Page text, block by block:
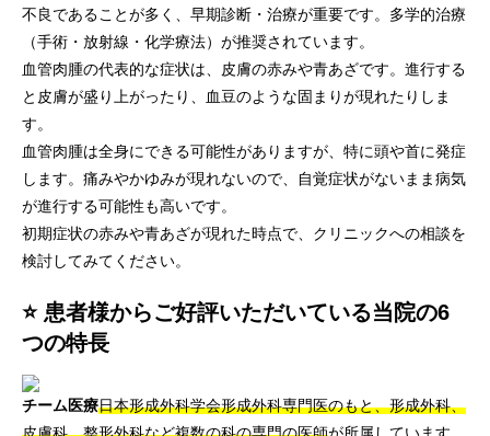
不良であることが多く、早期診断・治療が重要です。多学的治療
（手術・放射線・化学療法）が推奨されています。
血管肉腫の代表的な症状は、皮膚の赤みや青あざです。進行する
と皮膚が盛り上がったり、血豆のような固まりが現れたりしま
す。
血管肉腫は全身にできる可能性がありますが、特に頭や首に発症
します。痛みやかゆみが現れないので、自覚症状がないまま病気
が進行する可能性も高いです。
初期症状の赤みや青あざが現れた時点で、クリニックへの相談を
検討してみてください。
⭐ 患者様からご好評いただいている当院の6
つの特長
チーム医療日本形成外科学会形成外科専門医のもと、形成外科、